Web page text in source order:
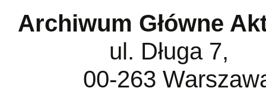
Archiwum Główne
ul. Długa 7,
00-263